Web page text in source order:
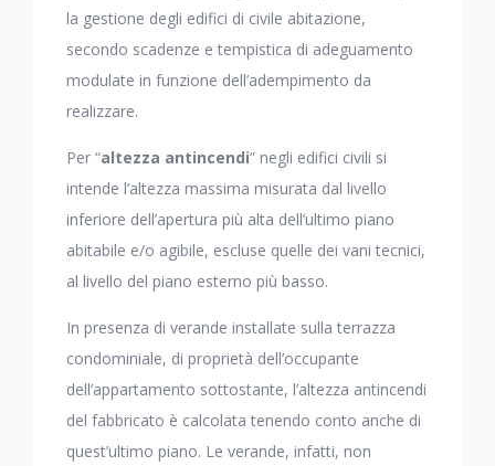
la gestione degli edifici di civile abitazione,
secondo scadenze e tempistica di adeguamento
modulate in funzione dell’adempimento da
realizzare.
Per “altezza antincendi” negli edifici civili si
intende l’altezza massima misurata dal livello
inferiore dell’apertura più alta dell’ultimo piano
abitabile e/o agibile, escluse quelle dei vani tecnici,
al livello del piano esterno più basso.
In presenza di verande installate sulla terrazza
condominiale, di proprietà dell’occupante
dell’appartamento sottostante, l’altezza antincendi
del fabbricato è calcolata tenendo conto anche di
quest’ultimo piano. Le verande, infatti, non